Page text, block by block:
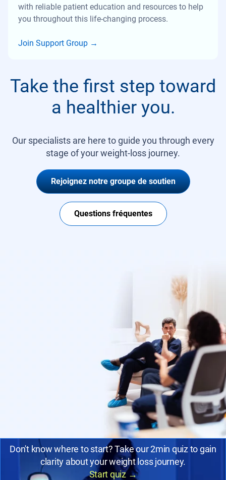
with reliable patient education and resources to help
you throughout this life-changing process.
Join Support Group →
Take the first step toward
a healthier you.
Our specialists are here to guide you through every
stage of your weight-loss journey.
Rejoignez notre groupe de soutien
Questions fréquentes
Don't know where to start? Take our 2min quiz to gain
clarity about your weight loss journey.
Start quiz →